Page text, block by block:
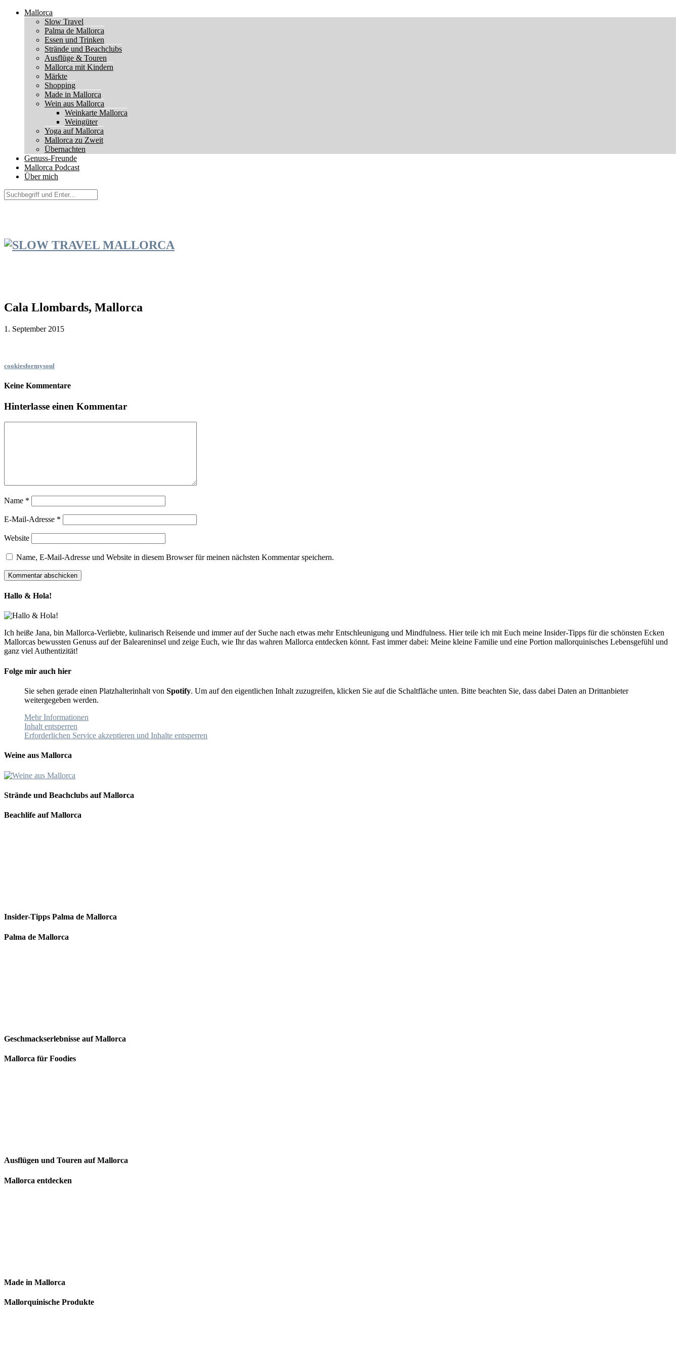
Mallorca
Slow Travel
Palma de Mallorca
Essen und Trinken
Strände und Beachclubs
Ausflüge & Touren
Mallorca mit Kindern
Märkte
Shopping
Made in Mallorca
Wein aus Mallorca
Weinkarte Mallorca
Weingüter
Yoga auf Mallorca
Mallorca zu Zweit
Übernachten
Genuss-Freunde
Mallorca Podcast
Über mich
Cala Llombards, Mallorca
1. September 2015
cookiesformysoul
Keine Kommentare
Hinterlasse einen Kommentar
Name *
E-Mail-Adresse *
Website
Name, E-Mail-Adresse und Website in diesem Browser für meinen nächsten Kommentar speichern.
Hallo & Hola!
Ich heiße Jana, bin Mallorca-Verliebte, kulinarisch Reisende und immer auf der Suche nach etwas mehr Entschleunigung und Mindfulness. Hier teile ich mit Euch meine Insider-Tipps für die schönsten Ecken
Mallorcas bewussten Genuss auf der Baleareninsel und zeige Euch, wie Ihr das wahren Mallorca entdecken könnt. Fast immer dabei: Meine kleine Familie und eine Portion mallorquinisches Lebensgefühl und
ganz viel Authentizität!
Folge mir auch hier
Sie sehen gerade einen Platzhalterinhalt von Spotify. Um auf den eigentlichen Inhalt zuzugreifen, klicken Sie auf die Schaltfläche unten. Bitte beachten Sie, dass dabei Daten an Drittanbieter
weitergegeben werden.
Mehr Informationen
Inhalt entsperren
Erforderlichen Service akzeptieren und Inhalte entsperren
Weine aus Mallorca
Strände und Beachclubs auf Mallorca
Beachlife auf Mallorca
Insider-Tipps Palma de Mallorca
Palma de Mallorca
Geschmackserlebnisse auf Mallorca
Mallorca für Foodies
Ausflügen und Touren auf Mallorca
Mallorca entdecken
Made in Mallorca
Mallorquinische Produkte